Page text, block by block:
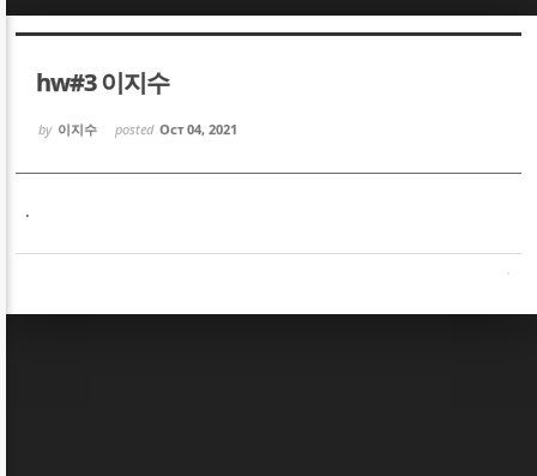
hw#3 이지수
by 이지수 posted Oct 04, 2021
.
Sketchbook5, 스케치북5
Sketchbook5, 스케치북5
Sketchbook5, 스케치북5
Sketchbook5, 스케치북5